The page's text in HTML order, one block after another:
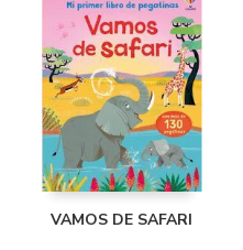
VAMOS DE SAFARI